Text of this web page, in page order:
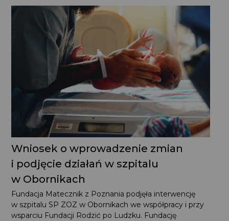
Wniosek o wprowadzenie zmian
i podjęcie działań w szpitalu
w Obornikach
Fundacja Matecznik z Poznania podjęła interwencję
w szpitalu SP ZOZ w Obornikach we współpracy i przy
wsparciu Fundacji Rodzić po Ludzku. Fundację